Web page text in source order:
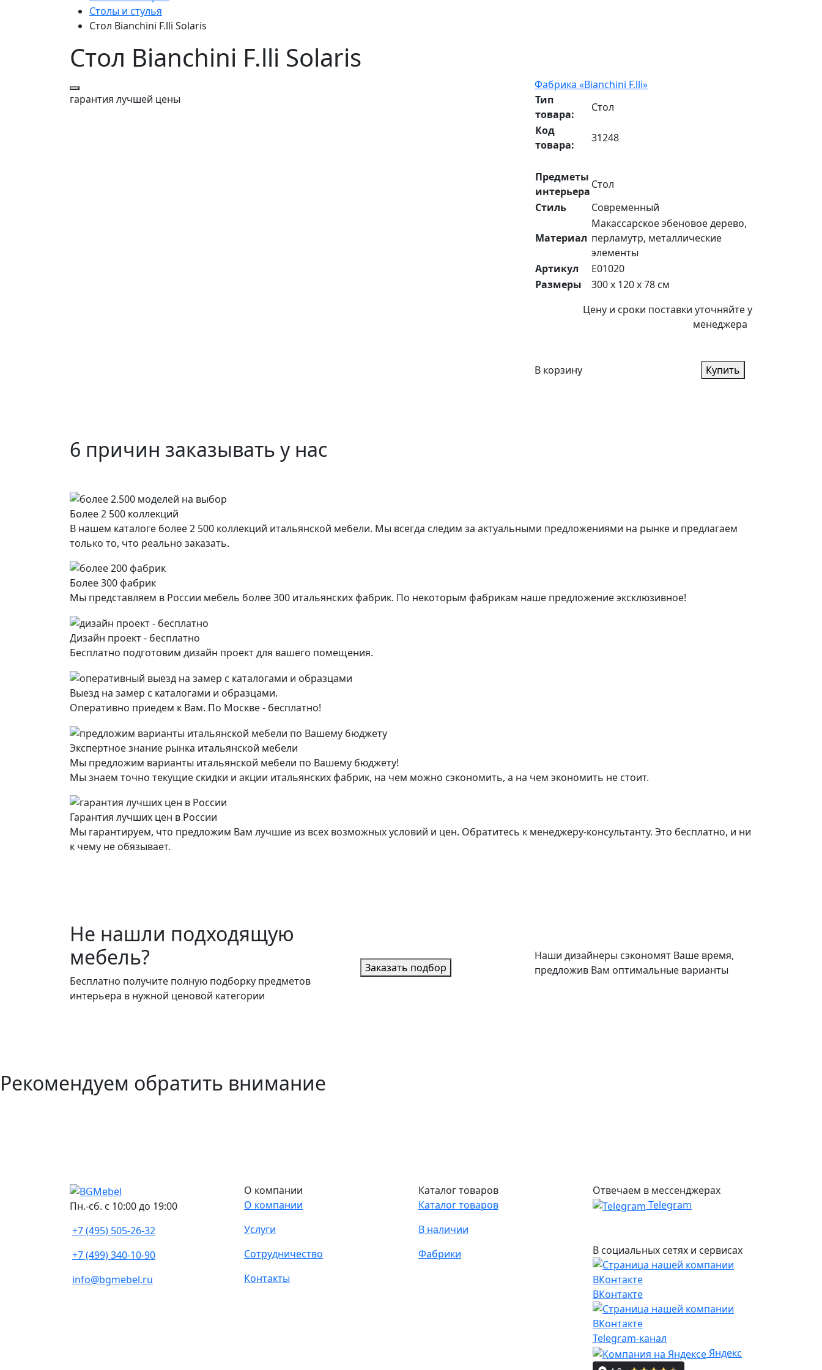
Столы и стулья
Стол Bianchini F.lli Solaris
Стол Bianchini F.lli Solaris
гарантия лучшей цены
Фабрика «Bianchini F.lli»
Тип
товара:
Стол
Код
товара:
31248
Предметы
интерьера
Стол
Стиль
Современный
Материал
Макассарское эбеновое дерево,
перламутр, металлические
элементы
Артикул
E01020
Размеры
300 x 120 x 78 см
Цену и сроки поставки уточняйте у
менеджера
В корзину Купить
6 причин заказывать у нас
Более 2 500 коллекций
В нашем каталоге более 2 500 коллекций итальянской мебели. Мы всегда следим за актуальными предложениями на рынке и предлагаем
только то, что реально заказать.
Более 300 фабрик
Мы представляем в России мебель более 300 итальянских фабрик. По некоторым фабрикам наше предложение эксклюзивное!
Дизайн проект - бесплатно
Бесплатно подготовим дизайн проект для вашего помещения.
Выезд на замер с каталогами и образцами.
Оперативно приедем к Вам. По Москве - бесплатно!
Экспертное знание рынка итальянской мебели
Мы предложим варианты итальянской мебели по Вашему бюджету!
Мы знаем точно текущие скидки и акции итальянских фабрик, на чем можно сэкономить, а на чем экономить не стоит.
Гарантия лучших цен в России
Мы гарантируем, что предложим Вам лучшие из всех возможных условий и цен. Обратитесь к менеджеру-консультанту. Это бесплатно, и ни
к чему не обязывает.
Не нашли подходящую
мебель?
Бесплатно получите полную подборку предметов
интерьера в нужной ценовой категории
Заказать подбор
Наши дизайнеры сэкономят Ваше время,
предложив Вам оптимальные варианты
Рекомендуем обратить внимание
Пн.-сб. с 10:00 до 19:00
+7 (495) 505-26-32
+7 (499) 340-10-90
info@bgmebel.ru
О компании
О компании
Услуги
Сотрудничество
Контакты
Каталог товаров
Каталог товаров
В наличии
Фабрики
Отвечаем в мессенджерах
Telegram
В социальных сетях и сервисах
ВКонтакте
Telegram-канал
Яндекс